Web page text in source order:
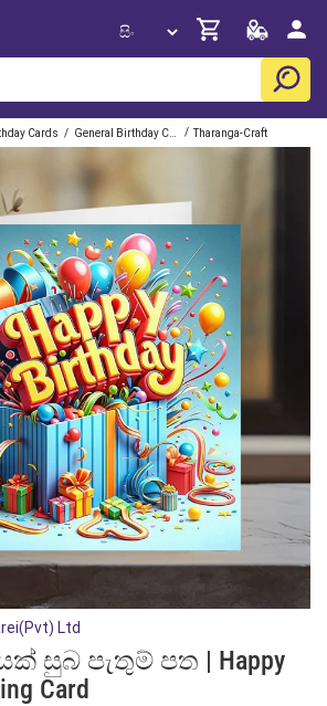
Cards / / Tharanga-Craft
Ltd
සුබ පැතුම් පත | Happy
Card